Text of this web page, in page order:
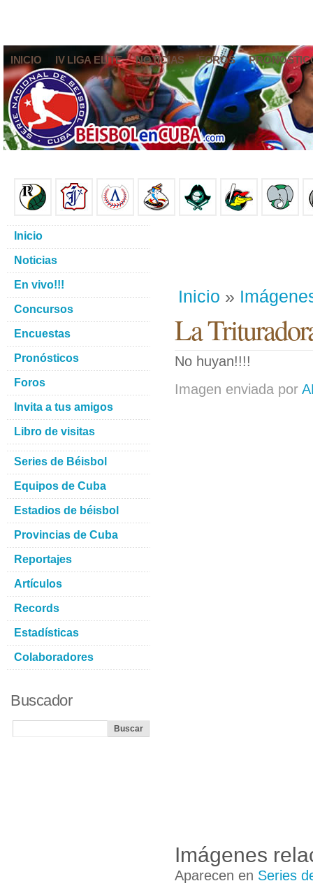
INICIO IV LIGA ELITE NOTICIAS FOROS
Inicio »
La
No huyan!!!!
Imagen enviada por
Imágenes
Aparecen en Series
Inicio
Noticias
En vivo!!!
Concursos
Encuestas
Pronósticos
Foros
Invita a tus amigos
Libro de visitas
Series de Béisbol
Equipos de Cuba
Estadios de béisbol
Provincias de Cuba
Reportajes
Artículos
Records
Estadísticas
Colaboradores
Buscador